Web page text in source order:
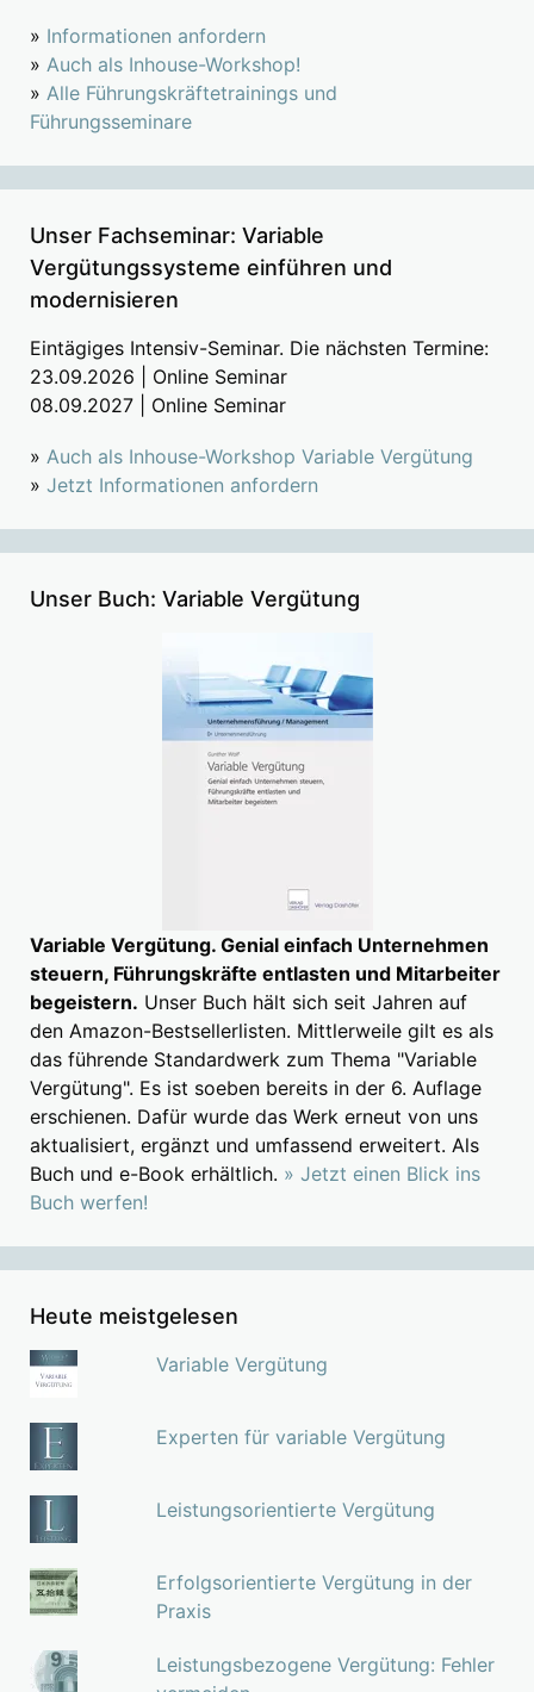
» Informationen anfordern
» Auch als Inhouse-Workshop!
» Alle Führungskräftetrainings und
Führungsseminare
Unser Fachseminar: Variable
Vergütungssysteme einführen und
modernisieren
Eintägiges Intensiv-Seminar. Die nächsten Termine:
23.09.2026 | Online Seminar
08.09.2027 | Online Seminar
» Auch als Inhouse-Workshop Variable Vergütung
» Jetzt Informationen anfordern
Unser Buch: Variable Vergütung
Variable Vergütung. Genial einfach Unternehmen
steuern, Führungskräfte entlasten und Mitarbeiter
begeistern. Unser Buch hält sich seit Jahren auf
den Amazon-Bestsellerlisten. Mittlerweile gilt es als
das führende Standardwerk zum Thema "Variable
Vergütung". Es ist soeben bereits in der 6. Auflage
erschienen. Dafür wurde das Werk erneut von uns
aktualisiert, ergänzt und umfassend erweitert. Als
Buch und e-Book erhältlich. » Jetzt einen Blick ins
Buch werfen!
Heute meistgelesen
Variable Vergütung
Experten für variable Vergütung
Leistungsorientierte Vergütung
Erfolgsorientierte Vergütung in der
Praxis
Leistungsbezogene Vergütung: Fehler